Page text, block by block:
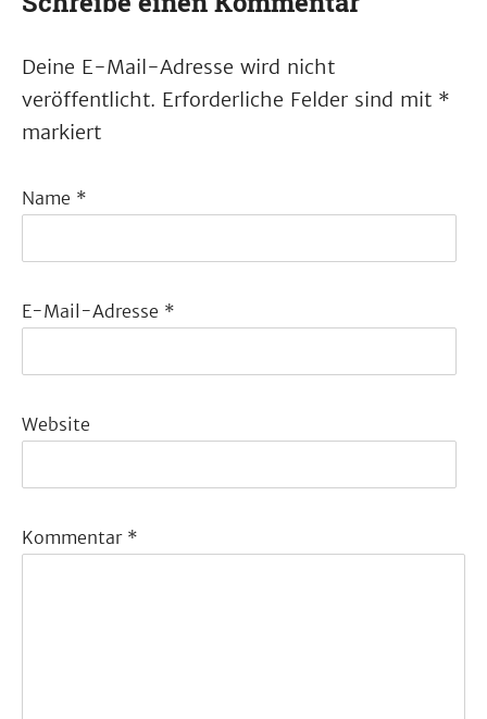
Deine E-Mail-Adresse wird nicht
veröffentlicht. Erforderliche Felder sind mit *
markiert
Name *
E-Mail-Adresse *
Website
Kommentar *